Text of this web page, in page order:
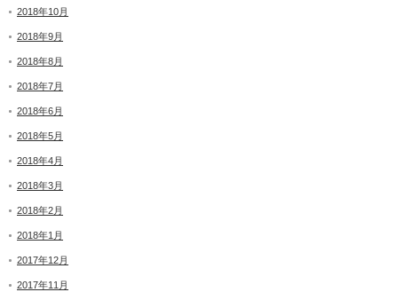
2018年10月
2018年9月
2018年8月
2018年7月
2018年6月
2018年5月
2018年4月
2018年3月
2018年2月
2018年1月
2017年12月
2017年11月